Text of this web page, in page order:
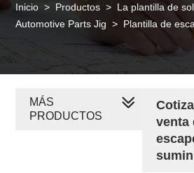
Inicio > Productos > La plantilla de
Automotive Parts Jig > Plantilla de
venta
MÁS
PRODUCTOS